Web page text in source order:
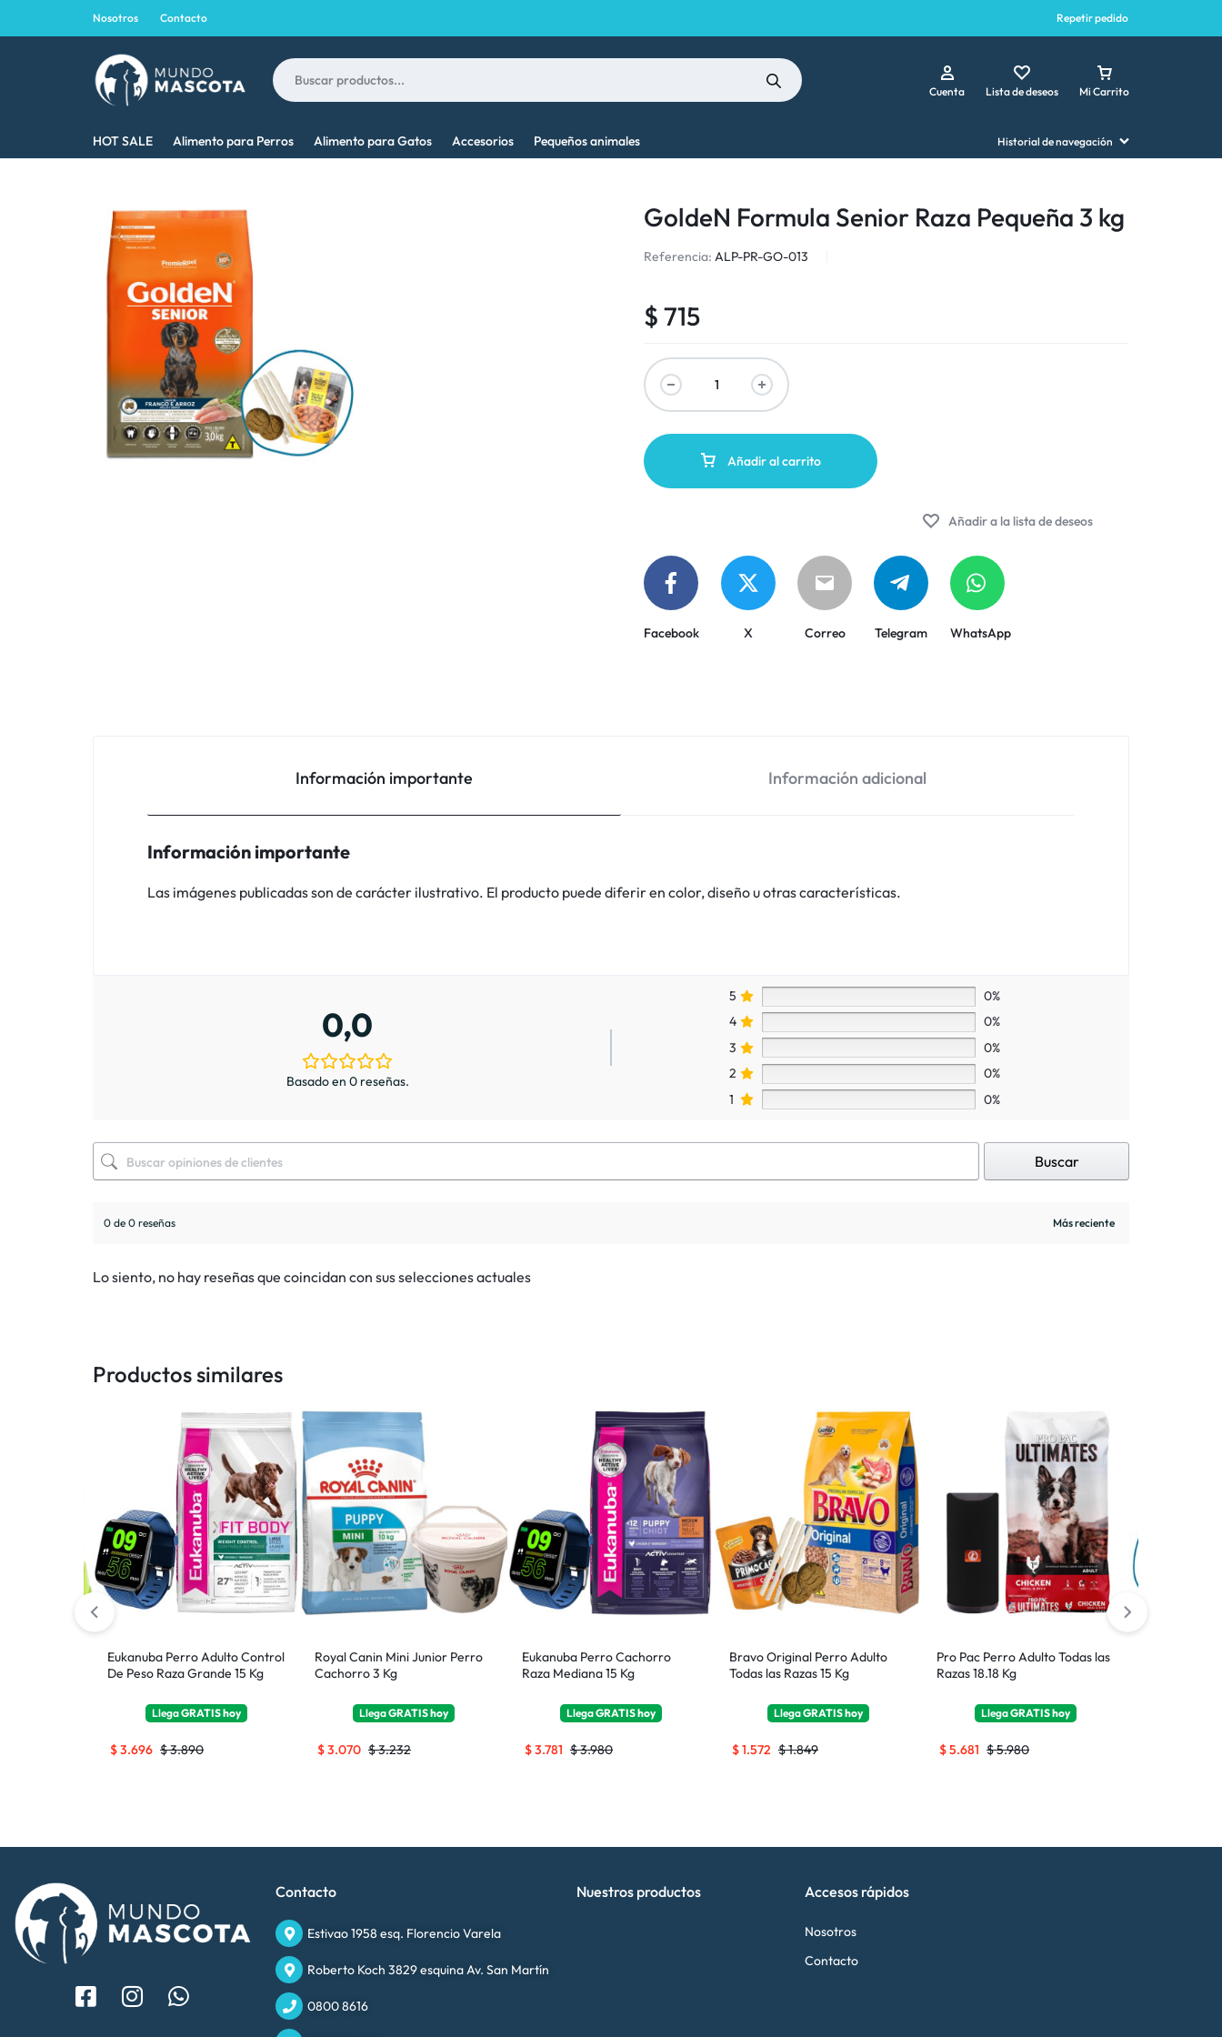
Nosotros Contacto Repetir pedido
MASCOTA
MEJOR
PARA
TU
MASCOTA
Cuenta Lista de deseos Mi Carrito
HOT SALE Alimento para Perros Alimento para Gatos Accesorios Pequeños animales Historial de navegación
GoldeN Formula Senior Raza Pequeña 3 kg
Referencia: ALP-PR-GO-013
$ 715
Añadir al carrito
Añadir a la lista de deseos
Facebook X Correo Telegram WhatsApp
Información importante Información adicional
Información importante
Las imágenes publicadas son de carácter ilustrativo. El producto puede diferir en color, diseño u otras características.
0,0
Basado en 0 reseñas.
5
0%
4
0%
3
0%
2
0%
1
0%
Buscar
0 de 0 reseñas
Lo siento, no hay reseñas que coincidan con sus selecciones actuales
Productos similares
Eukanuba Perro Adulto Control
De Peso Raza Grande 15 Kg
LlegaGRATIShoy
$3.890
$3.696
Royal Canin Mini Junior Perro
Cachorro 3 Kg
LlegaGRATIShoy
$3.232
$3.070
Eukanuba Perro Cachorro
Raza Mediana 15 Kg
LlegaGRATIShoy
$3.980
$3.781
Bravo Original Perro Adulto
Todas las Razas 15 Kg
LlegaGRATIShoy
$1.849
$1.572
Pro Pac Perro Adulto Todas las
Razas 18.18 Kg
LlegaGRATIShoy
$5.980
$5.681
Contacto
Estivao 1958 esq. Florencio Varela
Roberto Koch 3829 esquina Av. San Martín
0800 8616
Nuestros productos Accesos rápidos
Nosotros
Contacto